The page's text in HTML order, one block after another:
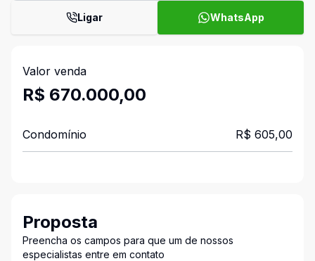
Ligar WhatsApp
Valor venda
R$ 670.000,00
Condomínio R$ 605,00
Proposta
Preencha os campos para que um de nossos
especialistas entre em contato